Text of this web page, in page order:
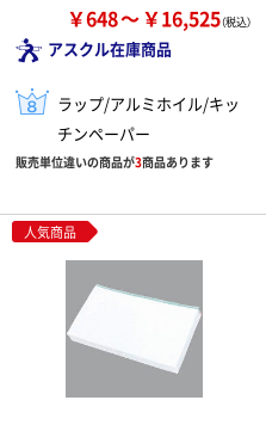
￥648 ￥16,525
アスクル在庫商品
ラップ/アルミホイル/キッ
チンペーパー
販売単位違いの商品が3商品あります
人気商品